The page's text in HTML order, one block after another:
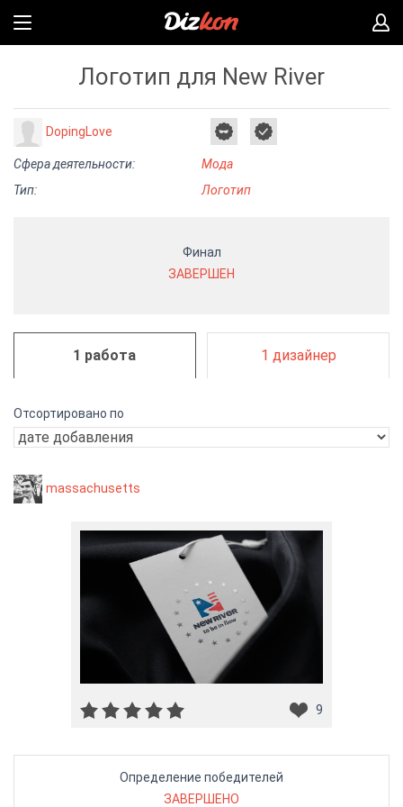
Логотип для New River
DopingLove
Сфера деятельности:
Мода
Тип:
Логотип
Финал
ЗАВЕРШЕН
1 работа 1 дизайнер
Отсортировано по
massachusetts
9
Определение победителей
ЗАВЕРШЕНО